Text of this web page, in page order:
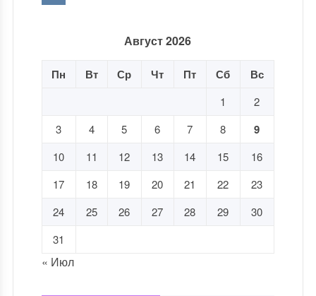
Август 2026
Пн Вт Ср Чт Пт Сб Вс
1
2
3
4 5 6 7 8 9
10 11 12 13 14 15
16
17
18 19 20 21 22
23
24
25 26 27 28 29
30
31
« Июл